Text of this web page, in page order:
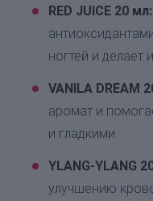
RED JUICE 20 мл:
ногтей и делает
VANILA DREAM
аромат и
и гладкими.
YLANG-YLANG
улучшению